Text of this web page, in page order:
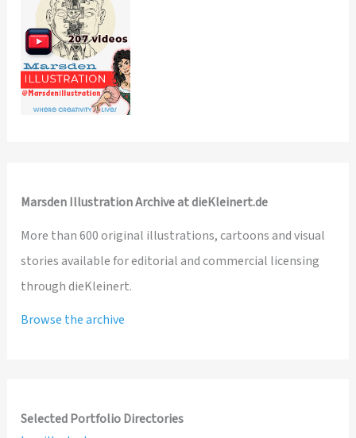
Marsden Illustration Archive at dieKleinert.de
More than 600 original illustrations, cartoons and visual
stories available for editorial and commercial licensing
through dieKleinert.
Browse the archive
Selected Portfolio Directories